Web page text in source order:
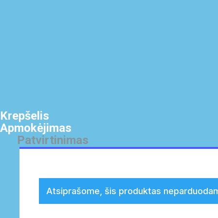
Krepšelis
Apmokėjimas
Patvirtinimas
Atsiprašome, šis produktas